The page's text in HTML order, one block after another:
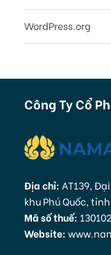
WordPress.org
Công Ty Cổ
Địa chỉ:AT139,
khu Phú Quốc,
Mã số thuế:
Website: